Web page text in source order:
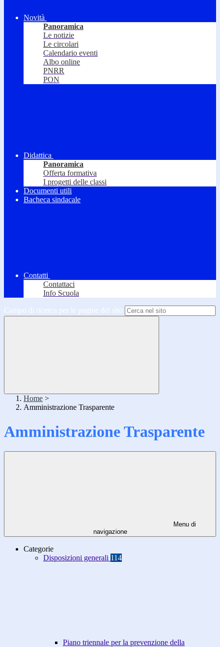
Novità
Panoramica
Le notizie
Le circolari
Calendario eventi
Albo online
PNRR
PON
Didattica
Panoramica
Offerta formativa
I progetti delle classi
Documenti utili
Bacheca sindacale
Contatti
Contattaci
Info Scuola
Campo di ricerca per le pagine del sito
Home >
Amministrazione Trasparente
Amministrazione Trasparente
Menu di
navigazione
Categorie
Disposizioni generali 114
Piano triennale per la prevenzione della